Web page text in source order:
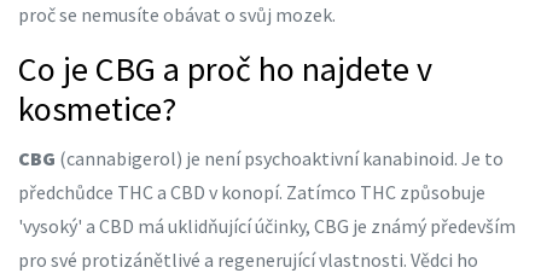
proč se nemusíte obávat o svůj mozek.
Co je CBG a proč ho najdete v
kosmetice?
CBG (cannabigerol) je není psychoaktivní kanabinoid. Je to
předchůdce THC a CBD v konopí. Zatímco THC způsobuje
'vysoký' a CBD má uklidňující účinky, CBG je známý především
pro své protizánětlivé a regenerující vlastnosti. Vědci ho